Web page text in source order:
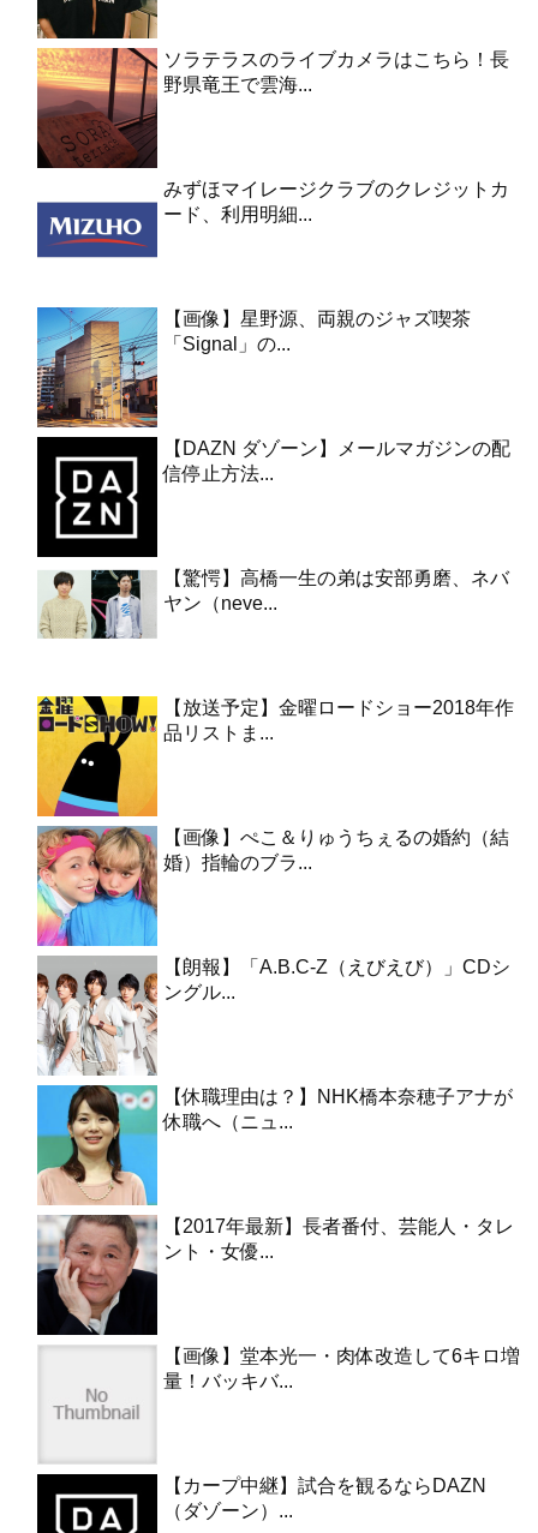
ソラテラスのライブカメラはこちら！長
野県竜王で雲海...
みずほマイレージクラブのクレジットカ
ード、利用明細...
【画像】星野源、両親のジャズ喫茶
「Signal」の...
【DAZN ダゾーン】メールマガジンの配
信停止方法...
【驚愕】高橋一生の弟は安部勇磨、ネバ
ヤン（neve...
【放送予定】金曜ロードショー2018年作
品リストま...
【画像】ぺこ＆りゅうちぇるの婚約（結
婚）指輪のブラ...
【朗報】「A.B.C-Z（えびえび）」CDシ
ングル...
【休職理由は？】NHK橋本奈穂子アナが
休職へ（ニュ...
【2017年最新】長者番付、芸能人・タレ
ント・女優...
【画像】堂本光一・肉体改造して6キロ増
量！バッキバ...
【カープ中継】試合を観るならDAZN
（ダゾーン）...